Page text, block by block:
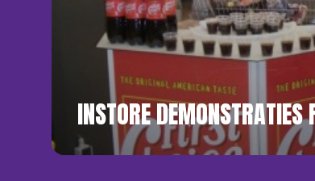
INSTORE DEMONSTRATIES